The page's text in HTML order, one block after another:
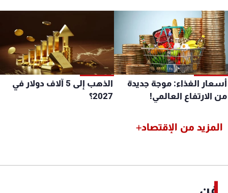
الغذاء: موجة جديدة
الارتفاع العالمي!
الذهب إلى 5 آلاف دولار في
2027؟
المزيد من الإقتصاد